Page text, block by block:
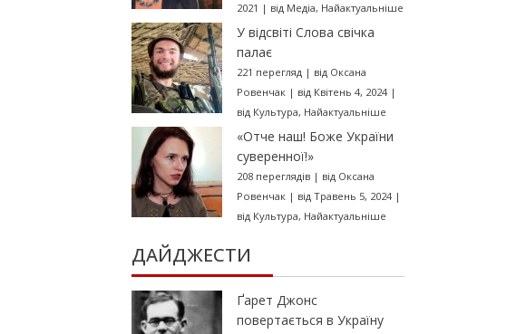
2021 | від Медіа, Найактуальніше
У відсвіті Слова свічка
палає
221 перегляд| від Оксана
Ровенчак| від Квітень 4, 2024|
від Культура, Найактуальніше
«Отче наш! Боже України
суверенної!»
208 переглядів| від Оксана
Ровенчак| від Травень 5, 2024|
від Культура, Найактуальніше
ДАЙДЖЕСТИ
Ґарет Джонс
повертається в Україну